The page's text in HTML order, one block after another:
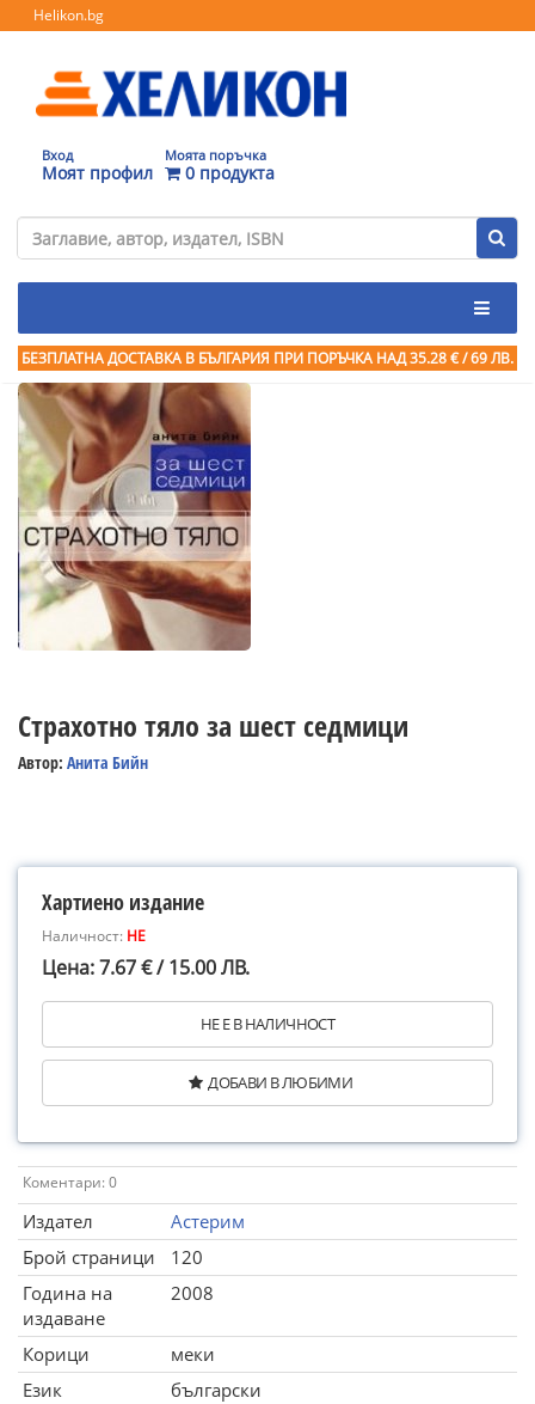
Helikon.bg
Вход
Моят профил
Моята поръчка
0 продукта
БЕЗПЛАТНА ДОСТАВКА В БЪЛГАРИЯ ПРИ ПОРЪЧКА НАД 35.28 € / 69 ЛВ.
Страхотно тяло за шест седмици
Автор: Анита Бийн
Хартиено издание
Наличност: НЕ
Цена: 7.67 € / 15.00 ЛВ.
НЕ Е В НАЛИЧНОСТ
ДОБАВИ В ЛЮБИМИ
Коментари: 0
Издател
Астерим
Брой страници
120
Година на
издаване
2008
Корици
меки
Език
български